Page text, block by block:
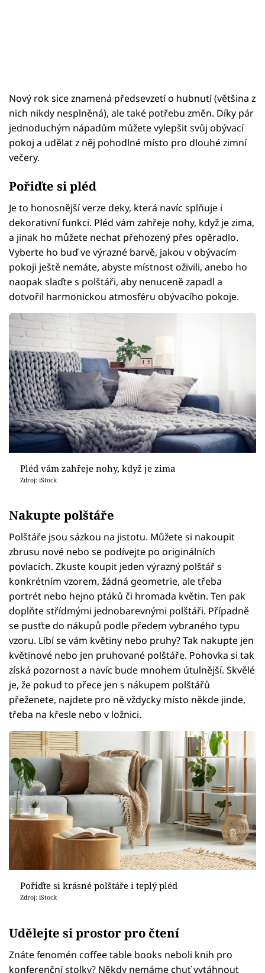
Nový rok sice znamená předsevzetí o hubnutí (většina z
nich nikdy nesplněná), ale také potřebu změn. Díky pár
jednoduchým nápadům můžete vylepšit svůj obývací
pokoj a udělat z něj pohodlné místo pro dlouhé zimní
večery.
Pořiďte si pléd
Je to honosnější verze deky, která navíc splňuje i
dekorativní funkci. Pléd vám zahřeje nohy, když je zima,
a jinak ho můžete nechat přehozený přes opěradlo.
Vyberte ho buď ve výrazné barvě, jakou v obývacím
pokoji ještě nemáte, abyste místnost oživili, anebo ho
naopak slaďte s polštáři, aby nenuceně zapadl a
dotvořil harmonickou atmosféru obývacího pokoje.
Pléd vám zahřeje nohy, když je zima
Zdroj: iStock
Nakupte polštáře
Polštáře jsou sázkou na jistotu. Můžete si nakoupit
zbrusu nové nebo se podívejte po originálních
povlacích. Zkuste koupit jeden výrazný polštář s
konkrétním vzorem, žádná geometrie, ale třeba
portrét nebo hejno ptáků či hromada květin. Ten pak
doplňte střídmými jednobarevnými polštáři. Případně
se pusťte do nákupů podle předem vybraného typu
vzoru. Líbí se vám květiny nebo pruhy? Tak nakupte jen
květinové nebo jen pruhované polštáře. Pohovka si tak
získá pozornost a navíc bude mnohem útulnější. Skvělé
je, že pokud to přece jen s nákupem polštářů
přeženete, najdete pro ně vždycky místo někde jinde,
třeba na křesle nebo v ložnici.
Pořiďte si krásné polštáře i teplý pléd
Zdroj: iStock
Udělejte si prostor pro čtení
Znáte fenomén coffee table books neboli knih pro
konferenční stolky? Někdy nemáme chuť vytáhnout